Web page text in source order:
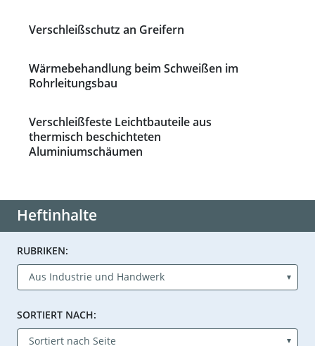
Verschleißschutz an Greifern
Wärmebehandlung beim Schweißen im
Rohrleitungsbau
Verschleißfeste Leichtbauteile aus
thermisch beschichteten
Aluminiumschäumen
Heftinhalte
RUBRIKEN:
SORTIERT NACH: